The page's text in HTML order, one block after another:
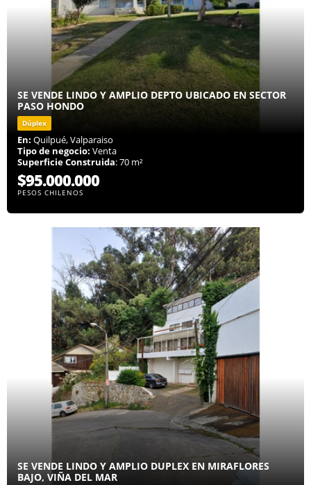
SE VENDE LINDO Y AMPLIO DEPTO UBICADO EN SECTOR
PASO HONDO
Dúplex
En: Quilpué, Valparaiso
Tipo de negocio: Venta
Superficie Construida: 70 m²
$95.000.000
PESOS CHILENOS
SE VENDE LINDO Y AMPLIO DUPLEX EN MIRAFLORES
BAJO, VIÑA DEL MAR